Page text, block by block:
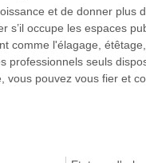
et de donner plus
occupe les espaces
comme l'élagage,
professionnels seuls
vous pouvez vous fier et